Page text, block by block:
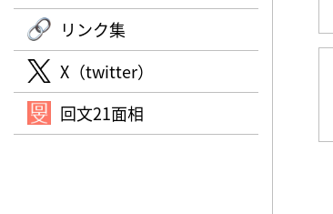
リンク集
X（twitter）
回文21面相